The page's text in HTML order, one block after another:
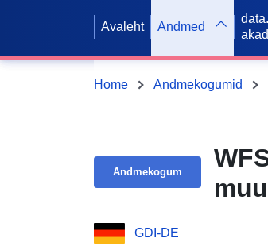
Avaleht Andmed
Home Andmekogumid
Andmekogum
GDI-DE